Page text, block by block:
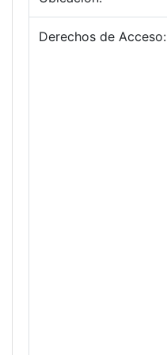
Derechos de Acceso: